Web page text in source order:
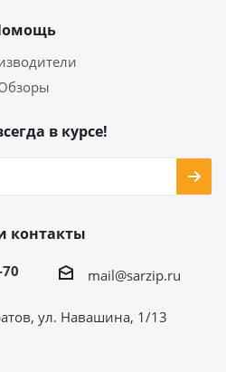
в курсе!
контакты
mail@sarzip.ru
ул. Навашина, 1/13